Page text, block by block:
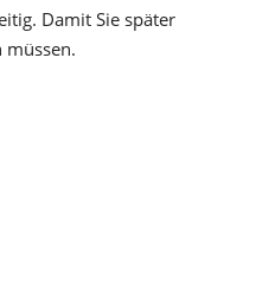
Damit Sie später
müssen.